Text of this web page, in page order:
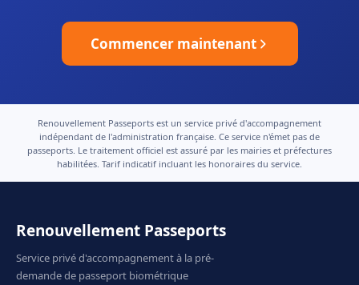
Commencer maintenant
Renouvellement Passeports est un service privé d'accompagnement
indépendant de l'administration française. Ce service n'émet pas de
passeports. Le traitement officiel est assuré par les mairies et préfectures
habilitées. Tarif indicatif incluant les honoraires du service.
Renouvellement Passeports
Service privé d'accompagnement à la pré-
demande de passeport biométrique